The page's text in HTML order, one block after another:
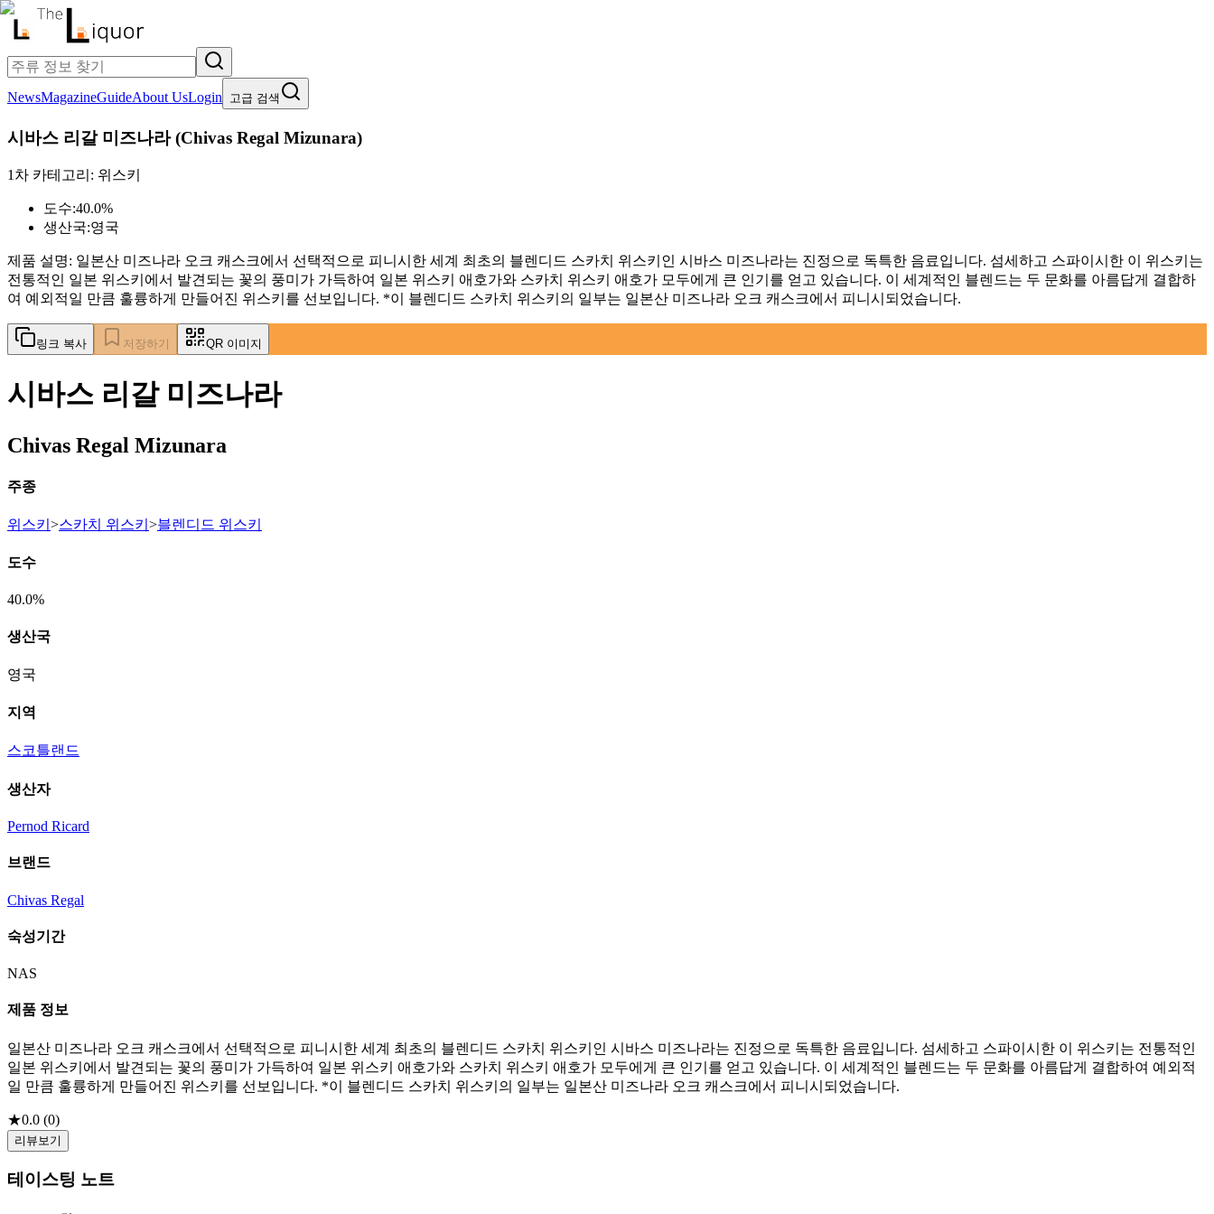
NewsMagazineGuideAbout UsLogin 고급 검색
시바스 리갈 미즈나라(Chivas Regal Mizunara)
1차 카테고리: 위스키
도수:40.0%
생산국:영국
제품 설명: 일본산 미즈나라 오크 캐스크에서 선택적으로 피니시한 세계 최초의 블렌디드 스카치 위스키인 시바스 미즈나라는 진정으로 독특한 음료입니다. 섬세하고 스파이시한 이 위스키는
전통적인 일본 위스키에서 발견되는 꽃의 풍미가 가득하여 일본 위스키 애호가와 스카치 위스키 애호가 모두에게 큰 인기를 얻고 있습니다. 이 세계적인 블렌드는 두 문화를 아름답게 결합하
여 예외적일 만큼 훌륭하게 만들어진 위스키를 선보입니다. *이 블렌디드 스카치 위스키의 일부는 일본산 미즈나라 오크 캐스크에서 피니시되었습니다.
링크 복사 저장하기 QR 이미지
시바스 리갈 미즈나라
Chivas Regal Mizunara
주종
위스키 >스카치 위스키 >블렌디드 위스키
도수
40.0%
생산국
영국
지역
스코틀랜드
생산자
Pernod Ricard
브랜드
Chivas Regal
숙성기간
NAS
제품 정보
일본산 미즈나라 오크 캐스크에서 선택적으로 피니시한 세계 최초의 블렌디드 스카치 위스키인 시바스 미즈나라는 진정으로 독특한 음료입니다. 섬세하고 스파이시한 이 위스키는 전통적인
일본 위스키에서 발견되는 꽃의 풍미가 가득하여 일본 위스키 애호가와 스카치 위스키 애호가 모두에게 큰 인기를 얻고 있습니다. 이 세계적인 블렌드는 두 문화를 아름답게 결합하여 예외적
일 만큼 훌륭하게 만들어진 위스키를 선보입니다. *이 블렌디드 스카치 위스키의 일부는 일본산 미즈나라 오크 캐스크에서 피니시되었습니다.
★0.0 (0)
리뷰보기
테이스팅 노트